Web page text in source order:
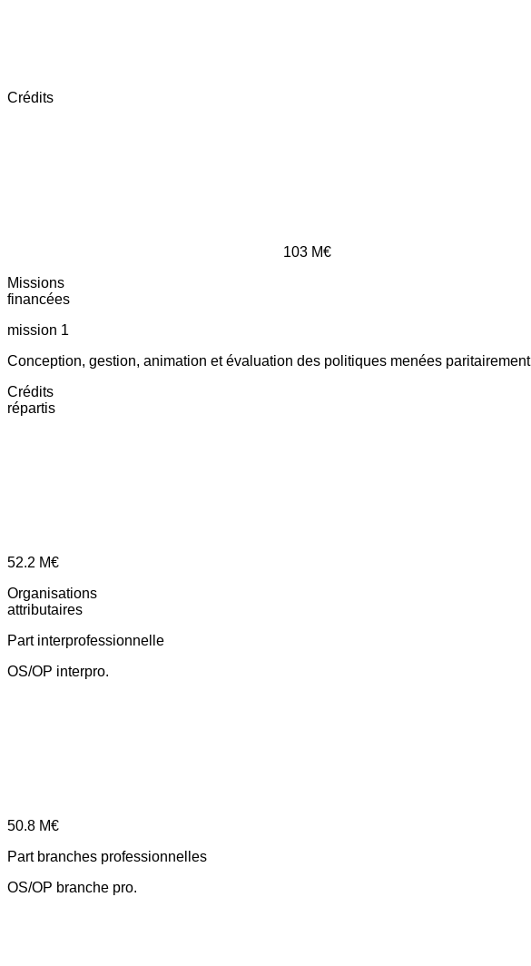
Crédits
103 M€
Missions
financées
mission 1
Conception, gestion, animation et évaluation des politiques menées paritairement
Crédits
répartis
52.2 M€
Organisations
attributaires
Part interprofessionnelle
OS/OP interpro.
50.8 M€
Part branches professionnelles
OS/OP branche pro.